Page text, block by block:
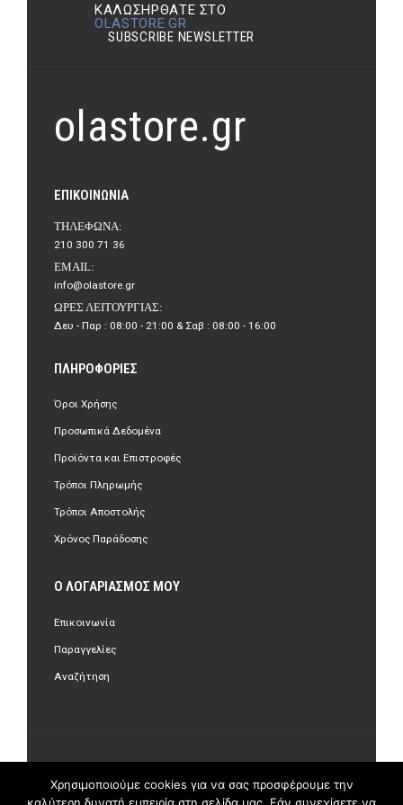
ΚΑΛΩΣΉΡΘΑΤΕ ΣΤΟ
OLASTORE.GR
SUBSCRIBE NEWSLETTER
olastore.gr
ΕΠΙΚΟΙΝΩΝΊΑ
ΤΗΛΈΦΩΝΑ:
210 300 71 36
EMAIL:
info@olastore.gr
ΏΡΕΣ ΛΕΙΤΟΥΡΓΊΑΣ:
Δευ - Παρ : 08:00 - 21:00 & Σαβ : 08:00 - 16:00
ΠΛΗΡΟΦΟΡΊΕΣ
Όροι Χρήσης
Προσωπικά Δεδομένα
Προϊόντα και Επιστροφές
Τρόποι Πληρωμής
Τρόποι Αποστολής
Χρόνος Παράδοσης
Ο ΛΟΓΑΡΙΑΣΜΌΣ ΜΟΥ
Επικοινωνία
Παραγγελίες
Αναζήτηση
Χρησιμοποιούμε cookies για να σας προσφέρουμε την